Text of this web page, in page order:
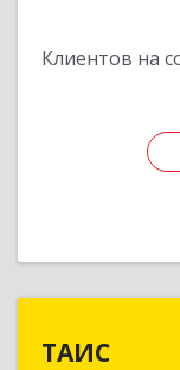
Клиентов на
ТАИС